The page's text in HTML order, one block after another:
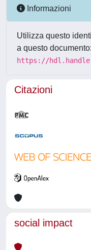
Informazioni
Utilizza questo
a questo documento:
https://
Citazioni
social impact